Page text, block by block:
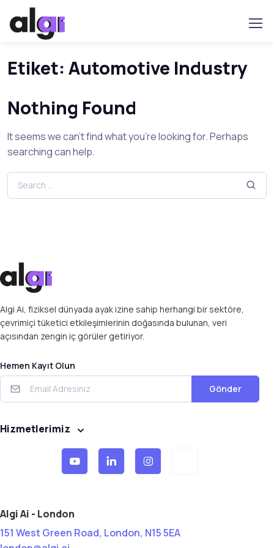
Etiket: Automotive Industry
Nothing Found
It seems we can’t find what you’re looking for. Perhaps
searching can help.
Algi Ai, fiziksel dünyada ayak izine sahip herhangi bir sektöre,
çevrimiçi tüketici etkileşimlerinin doğasında bulunan, veri
açısından zengin iç görüler getiriyor.
Hemen Kayıt Olun
Gönder
Hizmetlerimiz
Algi Ai - London
151 West Green Road, London, N15 5EA